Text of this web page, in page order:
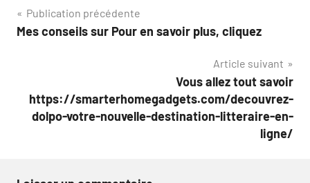
Navigation
de
Publication précédente
Mes conseils sur Pour en savoir plus, cliquez
Article suivant
Vous allez tout savoir
https://smarterhomegadgets.com/decouvrez-
dolpo-votre-nouvelle-destination-litteraire-en-
ligne/